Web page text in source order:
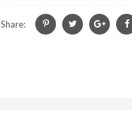
Share: